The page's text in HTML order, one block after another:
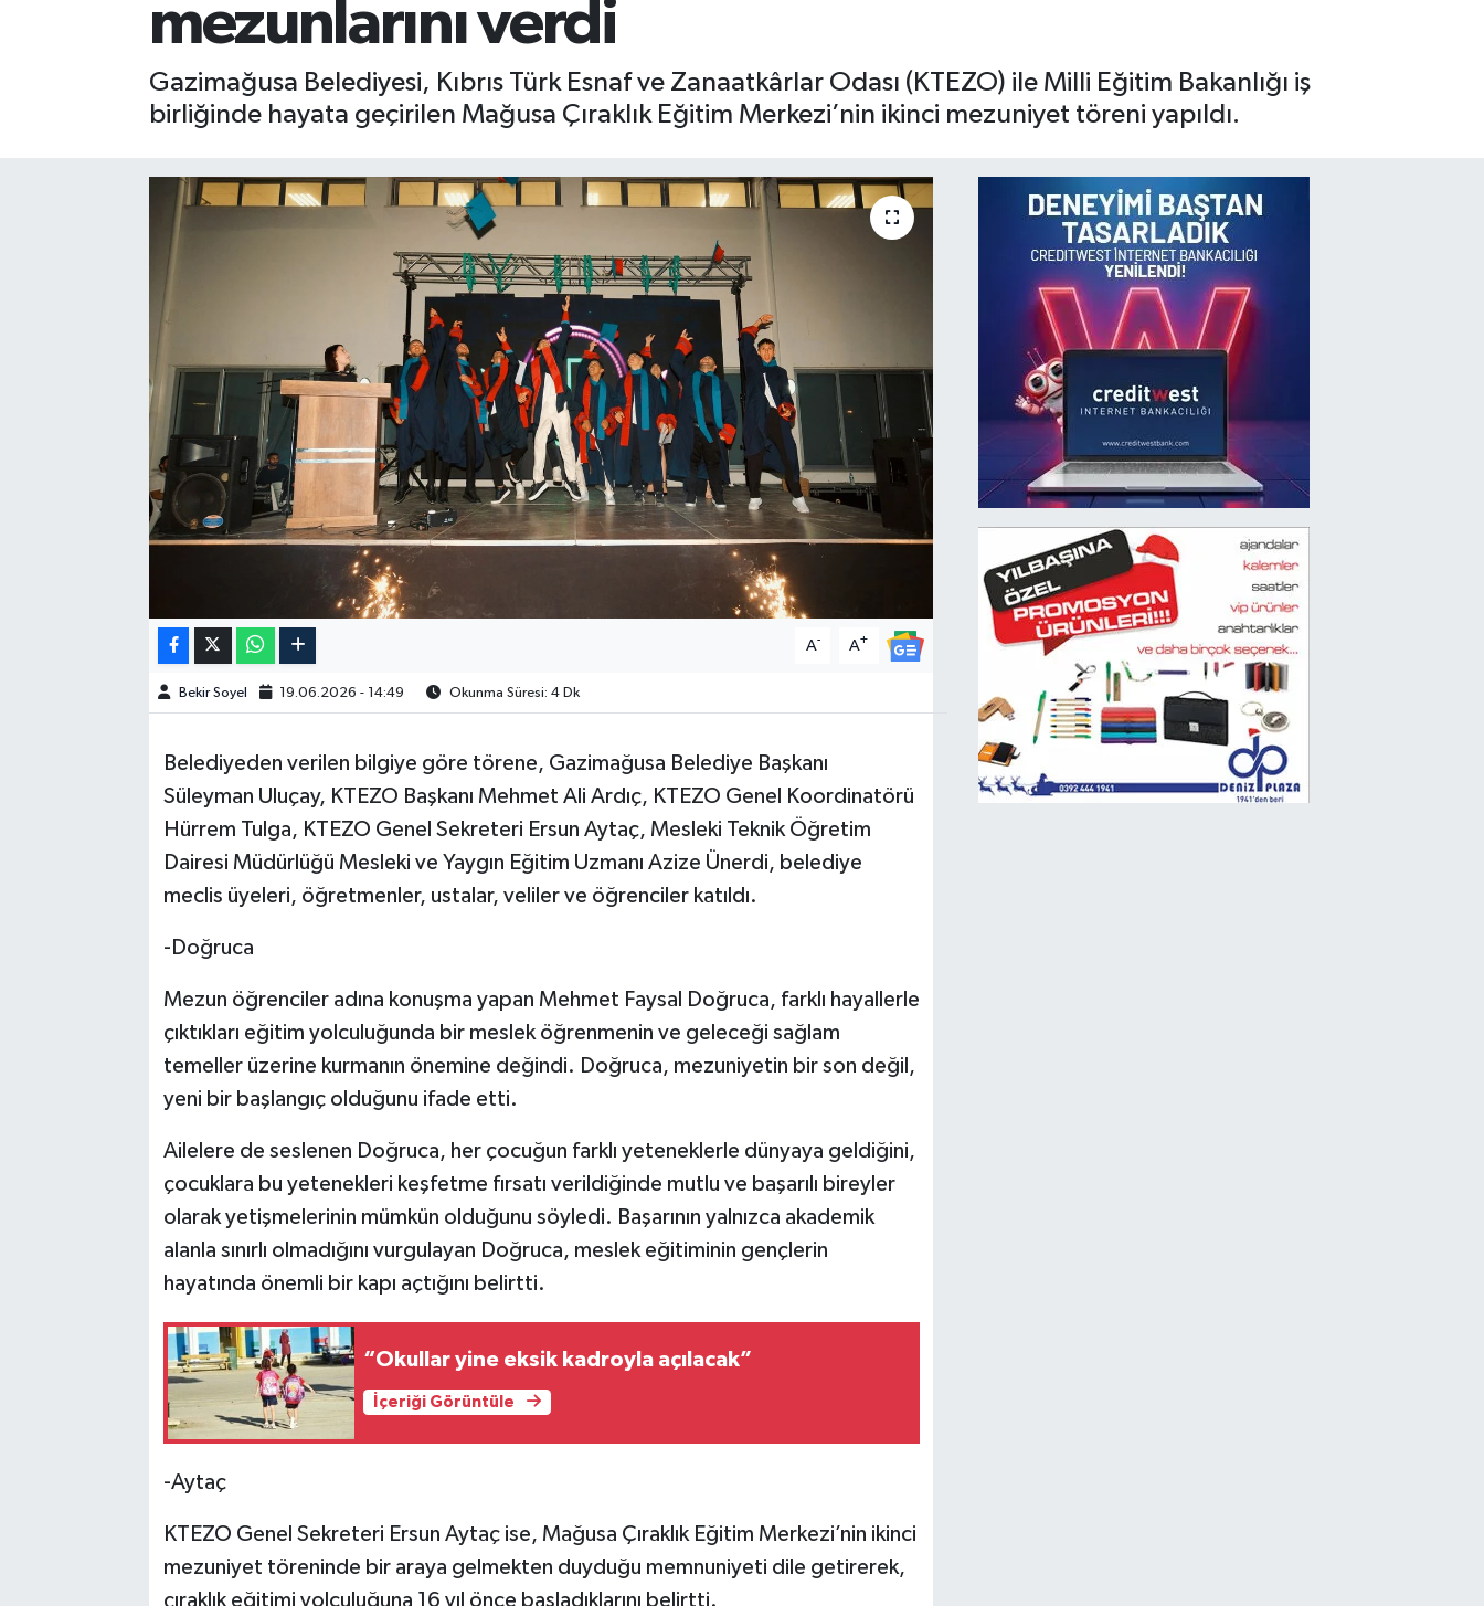
mezunlarını verdi
Gazimağusa Belediyesi, Kıbrıs Türk Esnaf ve Zanaatkârlar Odası (KTEZO) ile Milli Eğitim Bakanlığı iş
birliğinde hayata geçirilen Mağusa Çıraklık Eğitim Merkezi’nin ikinci mezuniyet töreni yapıldı.
A- A+
Bekir Soyel 19.06.2026 - 14:49 Okunma Süresi: 4 Dk
Belediyeden verilen bilgiye göre törene, Gazimağusa Belediye Başkanı
Süleyman Uluçay, KTEZO Başkanı Mehmet Ali Ardıç, KTEZO Genel Koordinatörü
Hürrem Tulga, KTEZO Genel Sekreteri Ersun Aytaç, Mesleki Teknik Öğretim
Dairesi Müdürlüğü Mesleki ve Yaygın Eğitim Uzmanı Azize Ünerdi, belediye
meclis üyeleri, öğretmenler, ustalar, veliler ve öğrenciler katıldı.
-Doğruca
Mezun öğrenciler adına konuşma yapan Mehmet Faysal Doğruca, farklı hayallerle
çıktıkları eğitim yolculuğunda bir meslek öğrenmenin ve geleceği sağlam
temeller üzerine kurmanın önemine değindi. Doğruca, mezuniyetin bir son değil,
yeni bir başlangıç olduğunu ifade etti.
Ailelere de seslenen Doğruca, her çocuğun farklı yeteneklerle dünyaya geldiğini,
çocuklara bu yetenekleri keşfetme fırsatı verildiğinde mutlu ve başarılı bireyler
olarak yetişmelerinin mümkün olduğunu söyledi. Başarının yalnızca akademik
alanla sınırlı olmadığını vurgulayan Doğruca, meslek eğitiminin gençlerin
hayatında önemli bir kapı açtığını belirtti.
“Okullar yine eksik kadroyla açılacak”
İçeriği Görüntüle
-Aytaç
KTEZO Genel Sekreteri Ersun Aytaç ise, Mağusa Çıraklık Eğitim Merkezi’nin ikinci
mezuniyet töreninde bir araya gelmekten duyduğu memnuniyeti dile getirerek,
çıraklık eğitimi yolculuğuna 16 yıl önce başladıklarını belirtti.